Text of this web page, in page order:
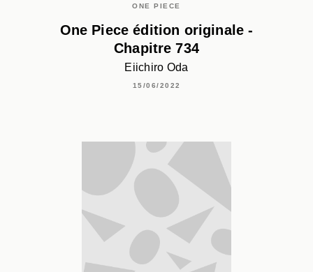
ONE PIECE
One Piece édition originale -
Chapitre 734
Eiichiro Oda
15/06/2022